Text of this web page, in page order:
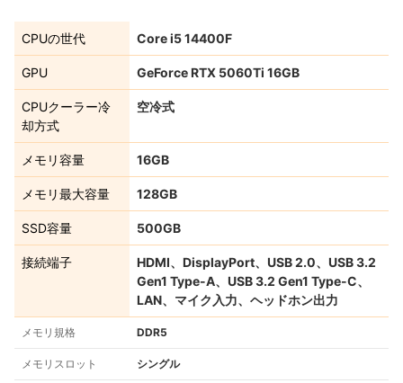
CPUの世代 Core i5 14400F
GPU GeForce RTX 5060Ti 16GB
CPUクーラー冷
却方式
空冷式
メモリ容量 16GB
メモリ最大容量 128GB
SSD容量 500GB
接続端子
HDMI、DisplayPort、USB 2.0、USB 3.2
Gen1 Type-A、USB 3.2 Gen1 Type-C、
LAN、マイク入力、ヘッドホン出力
メモリ規格 DDR5
メモリスロット シングル